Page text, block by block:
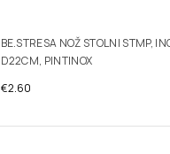
BE.STRESA NOŽ STOLNI STMP,
D22CM, PINTINOX
€2.60